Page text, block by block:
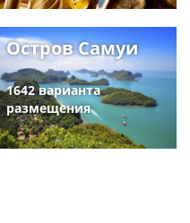
Остров Самуи
1642 варианта
размещения